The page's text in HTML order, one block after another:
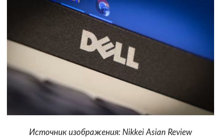
Источник изображения: Nikkei Asian Review